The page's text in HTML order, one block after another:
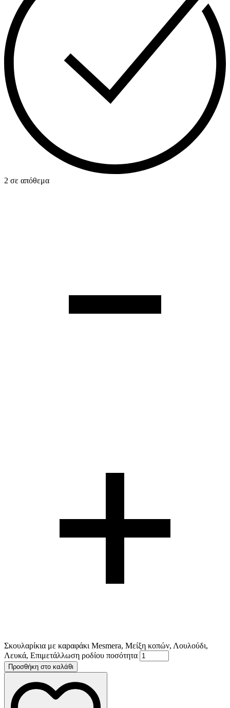
2 σε απόθεμα
Σκουλαρίκια με καραφάκι Mesmera, Μείξη κοπών, Λουλούδι,
Λευκά, Επιμετάλλωση ροδίου ποσότητα
Προσθήκη στο καλάθι